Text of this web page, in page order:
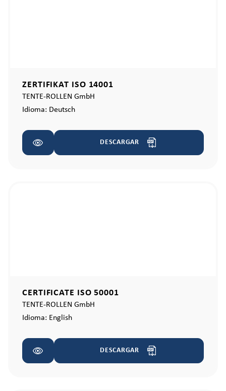
ZERTIFIKAT ISO 14001
TENTE-ROLLEN GmbH
Idioma: Deutsch
DESCARGAR
CERTIFICATE ISO 50001
TENTE-ROLLEN GmbH
Idioma: English
DESCARGAR